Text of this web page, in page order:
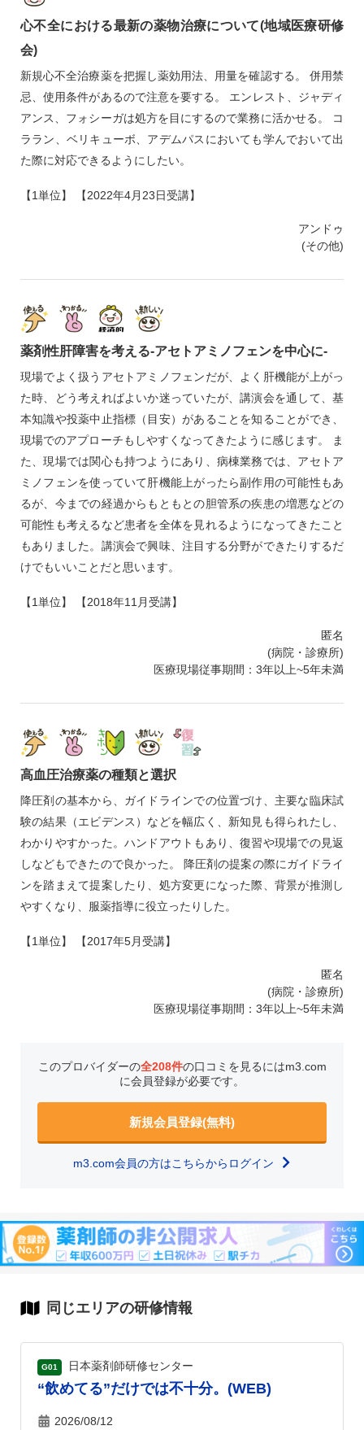
心不全における最新の薬物治療について(地域医療研修
会)
新規心不全治療薬を把握し薬効用法、用量を確認する。 併用禁
忌、使用条件があるので注意を要する。 エンレスト、ジャディ
アンス、フォシーガは処方を目にするので業務に活かせる。 コ
ララン、ベリキューボ、アデムパスにおいても学んでおいて出
た際に対応できるようにしたい。
【1単位】 【2022年4月23日受講】
アンドゥ
(その他)
薬剤性肝障害を考える‐アセトアミノフェンを中心に‐
現場でよく扱うアセトアミノフェンだが、よく肝機能が上がっ
た時、どう考えればよいか迷っていたが、講演会を通して、基
本知識や投薬中止指標（目安）があることを知ることができ、
現場でのアプローチもしやすくなってきたように感じます。 ま
た、現場では関心も持つようにあり、病棟業務では、アセトア
ミノフェンを使っていて肝機能上がったら副作用の可能性もあ
るが、今までの経過からもともとの胆管系の疾患の増悪などの
可能性も考えるなど患者を全体を見れるようになってきたこと
もありました。講演会で興味、注目する分野ができたりするだ
けでもいいことだと思います。
【1単位】 【2018年11月受講】
匿名
(病院・診療所)
医療現場従事期間：3年以上~5年未満
高血圧治療薬の種類と選択
降圧剤の基本から、ガイドラインでの位置づけ、主要な臨床試
験の結果（エビデンス）などを幅広く、新知見も得られたし、
わかりやすかった。ハンドアウトもあり、復習や現場での見返
しなどもできたので良かった。 降圧剤の提案の際にガイドライ
ンを踏まえて提案したり、処方変更になった際、背景が推測し
やすくなり、服薬指導に役立ったりした。
【1単位】 【2017年5月受講】
匿名
(病院・診療所)
医療現場従事期間：3年以上~5年未満
このプロバイダーの全208件の口コミを見るにはm3.com
に会員登録が必要です。
新規会員登録(無料)
m3.com会員の方はこちらからログイン
同じエリアの研修情報
G01 日本薬剤師研修センター
“飲めてる”だけでは不十分。(WEB)
2026/08/12